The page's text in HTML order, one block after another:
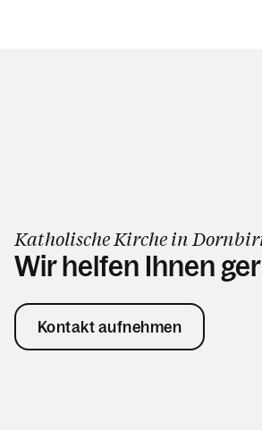
Katholische Kirche in
Wir helfen Ihnen
Kontakt aufnehmen